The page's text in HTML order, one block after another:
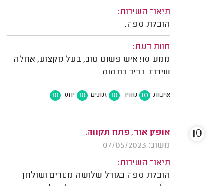
תיאור השירות:
הובלת ספה.
חוות דעת:
ממש 10! איש פשוט טוב, בעל מקצוע, אחלה
שירות. נדיר בתחום.
איכות 10 מחיר 10 זמנים 10 יחס 10
אופק אור, פתח תקווה.
משוב: 07/05/2023
תיאור השירות:
הובלת ספה בגודל שלושה מטרים ושולחן
10